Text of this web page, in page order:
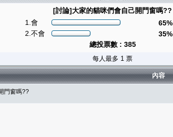
[討論]大家的貓咪們會自己開門窗嗎??
1.會
65%
2.不會
35%
總投票數 : 385
每人最多 1 票
內容
門窗嗎??